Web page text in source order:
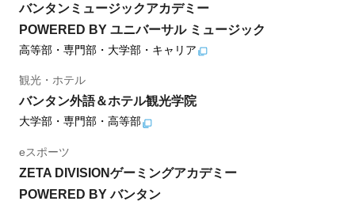
バンタンミュージックアカデミー
POWERED BY ユニバーサル ミュージック
高等部・専門部・大学部・キャリア
観光・ホテル
バンタン外語＆ホテル観光学院
大学部・専門部・高等部
eスポーツ
ZETA DIVISIONゲーミングアカデミー
POWERED BY バンタン